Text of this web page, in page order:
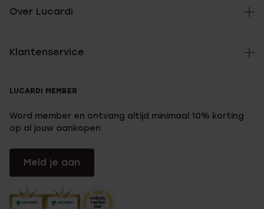
Over Lucardi
Klantenservice
LUCARDI MEMBER
Word member en ontvang altijd minimaal 10% korting
op al jouw aankopen
Meld je aan